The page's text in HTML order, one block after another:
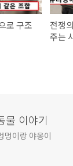
로 구조
전쟁
주는
물 이야기
멍이랑 야옹이